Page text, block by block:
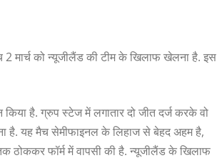
मार्च को न्यूजीलैंड की टीम के खिलाफ खेलना है. इस
है. ग्रुप स्टेज में लगातार दो जीत दर्ज करके वो
है. यह मैच सेमीफाइनल के लिहाज से बेहद अहम है,
ठोककर फॉर्म में वापसी की है. न्यूजीलैंड के खिलाफ